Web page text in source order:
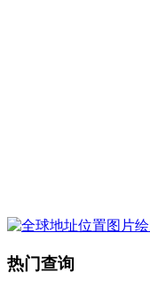
热门查询